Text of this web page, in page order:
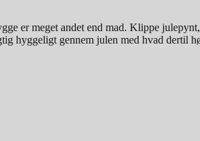
er meget andet end mad. Klippe
hyggeligt gennem julen med hvad dertil